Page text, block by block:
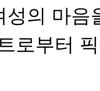
성의 마음
로부터